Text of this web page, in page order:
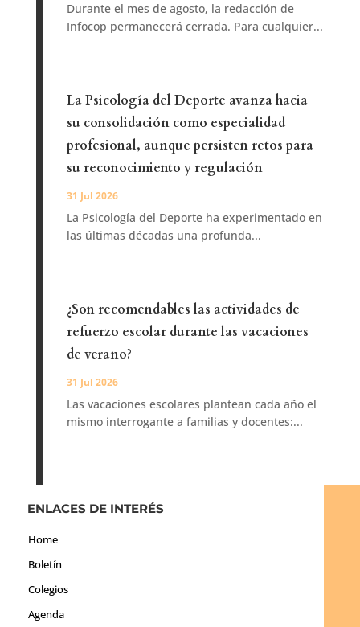
Durante el mes de agosto, la redacción de
Infocop permanecerá cerrada. Para cualquier...
La Psicología del Deporte avanza hacia
su consolidación como especialidad
profesional, aunque persisten retos para
su reconocimiento y regulación
31 Jul 2026
La Psicología del Deporte ha experimentado en
las últimas décadas una profunda...
¿Son recomendables las actividades de
refuerzo escolar durante las vacaciones
de verano?
31 Jul 2026
Las vacaciones escolares plantean cada año el
mismo interrogante a familias y docentes:...
ENLACES DE INTERÉS
Home
Boletín
Colegios
Agenda